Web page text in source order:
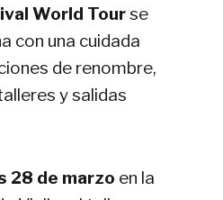
World Tourse
con una cuidada
de renombre,
y salidas
28 de marzo en la